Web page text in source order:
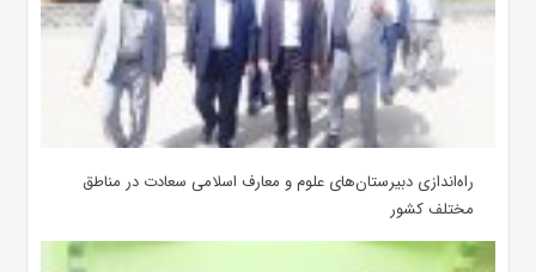
‌راه‌اندازی دبیرستان‌های علوم و معارف اسلامی سعادت در مناطق
مختلف کشور